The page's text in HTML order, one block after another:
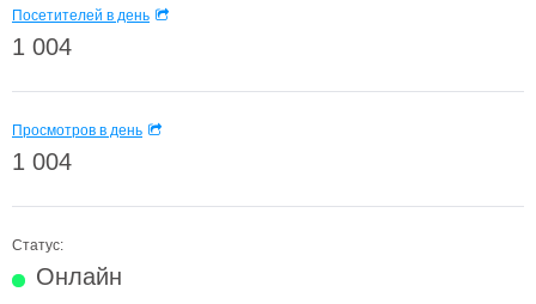
Посетителей в день
1 004
Просмотров в день
1 004
Статус:
Онлайн